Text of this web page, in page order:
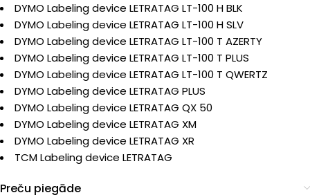
DYMO Labeling device LETRATAG LT-100 H BLK
DYMO Labeling device LETRATAG LT-100 H SLV
DYMO Labeling device LETRATAG LT-100 T AZERTY
DYMO Labeling device LETRATAG LT-100 T PLUS
DYMO Labeling device LETRATAG LT-100 T QWERTZ
DYMO Labeling device LETRATAG PLUS
DYMO Labeling device LETRATAG QX 50
DYMO Labeling device LETRATAG XM
DYMO Labeling device LETRATAG XR
TCM Labeling device LETRATAG
Preču piegāde